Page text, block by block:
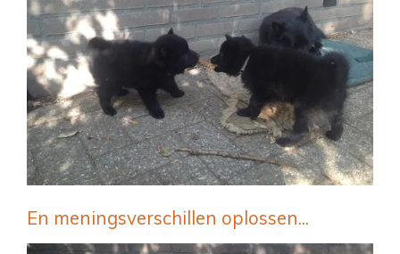
En meningsverschillen oplossen...